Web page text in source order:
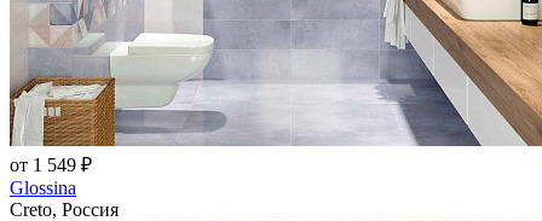
от 1 549 ₽
Glossina
Creto, Россия